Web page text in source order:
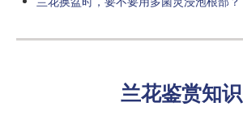
兰花鉴赏知识